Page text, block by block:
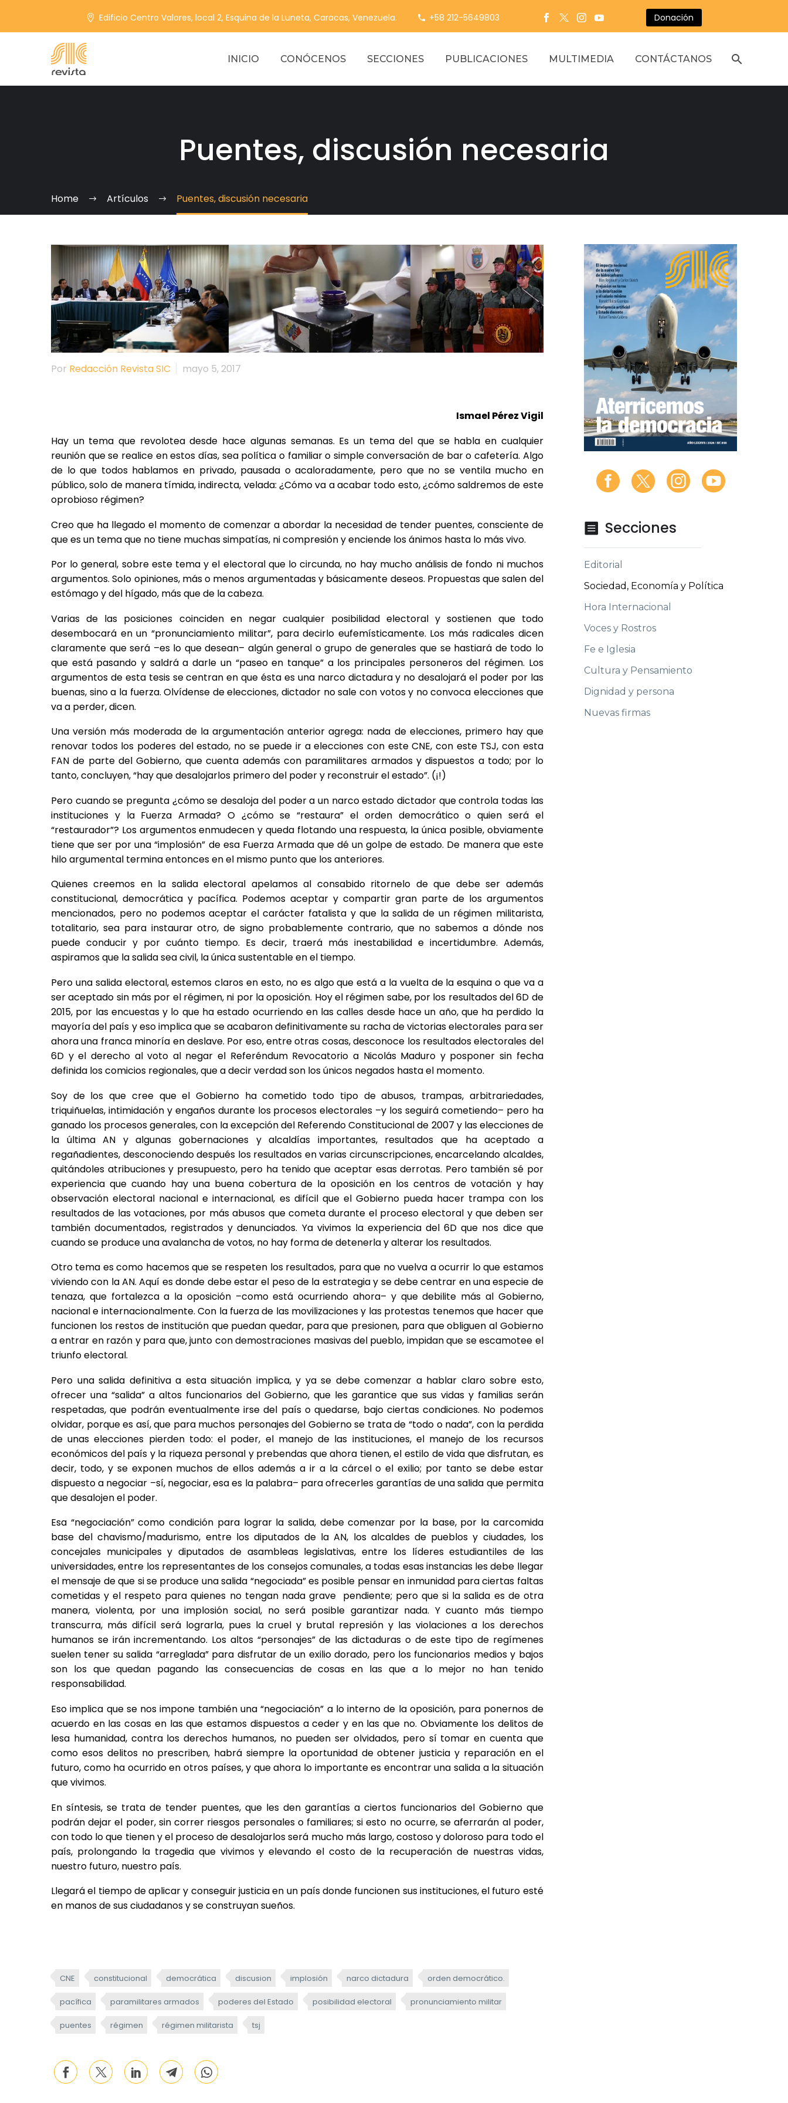
Edificio Centro Valores, local 2, Esquina de la Luneta, Caracas, Venezuela. +58 212-5649803 Donación
INICIO CONÓCENOS SECCIONES PUBLICACIONES MULTIMEDIA CONTÁCTANOS
Puentes, discusión necesaria
Home Artículos Puentes, discusión necesaria
Por Redacción Revista SIC mayo 5, 2017
Ismael Pérez Vigil
Hay un tema que revolotea desde hace algunas semanas. Es un tema del que se habla en cualquier
reunión que se realice en estos días, sea política o familiar o simple conversación de bar o cafetería. Algo
de lo que todos hablamos en privado, pausada o acaloradamente, pero que no se ventila mucho en
público, solo de manera tímida, indirecta, velada: ¿Cómo va a acabar todo esto, ¿cómo saldremos de este
oprobioso régimen?
Creo que ha llegado el momento de comenzar a abordar la necesidad de tender puentes, consciente de
que es un tema que no tiene muchas simpatías, ni compresión y enciende los ánimos hasta lo más vivo.
Por lo general, sobre este tema y el electoral que lo circunda, no hay mucho análisis de fondo ni muchos
argumentos. Solo opiniones, más o menos argumentadas y básicamente deseos. Propuestas que salen del
estómago y del hígado, más que de la cabeza.
Varias de las posiciones coinciden en negar cualquier posibilidad electoral y sostienen que todo
desembocará en un “pronunciamiento militar”, para decirlo eufemísticamente. Los más radicales dicen
claramente que será –es lo que desean– algún general o grupo de generales que se hastiará de todo lo
que está pasando y saldrá a darle un “paseo en tanque” a los principales personeros del régimen. Los
argumentos de esta tesis se centran en que ésta es una narco dictadura y no desalojará el poder por las
buenas, sino a la fuerza. Olvídense de elecciones, dictador no sale con votos y no convoca elecciones que
va a perder, dicen.
Una versión más moderada de la argumentación anterior agrega: nada de elecciones, primero hay que
renovar todos los poderes del estado, no se puede ir a elecciones con este CNE, con este TSJ, con esta
FAN de parte del Gobierno, que cuenta además con paramilitares armados y dispuestos a todo; por lo
tanto, concluyen, “hay que desalojarlos primero del poder y reconstruir el estado”. (¡!)
Pero cuando se pregunta ¿cómo se desaloja del poder a un narco estado dictador que controla todas las
instituciones y la Fuerza Armada? O ¿cómo se “restaura” el orden democrático o quien será el
“restaurador”? Los argumentos enmudecen y queda flotando una respuesta, la única posible, obviamente
tiene que ser por una “implosión” de esa Fuerza Armada que dé un golpe de estado. De manera que este
hilo argumental termina entonces en el mismo punto que los anteriores.
Quienes creemos en la salida electoral apelamos al consabido ritornelo de que debe ser además
constitucional, democrática y pacífica. Podemos aceptar y compartir gran parte de los argumentos
mencionados, pero no podemos aceptar el carácter fatalista y que la salida de un régimen militarista,
totalitario, sea para instaurar otro, de signo probablemente contrario, que no sabemos a dónde nos
puede conducir y por cuánto tiempo. Es decir, traerá más inestabilidad e incertidumbre. Además,
aspiramos que la salida sea civil, la única sustentable en el tiempo.
Pero una salida electoral, estemos claros en esto, no es algo que está a la vuelta de la esquina o que va a
ser aceptado sin más por el régimen, ni por la oposición. Hoy el régimen sabe, por los resultados del 6D de
2015, por las encuestas y lo que ha estado ocurriendo en las calles desde hace un año, que ha perdido la
mayoría del país y eso implica que se acabaron definitivamente su racha de victorias electorales para ser
ahora una franca minoría en deslave. Por eso, entre otras cosas, desconoce los resultados electorales del
6D y el derecho al voto al negar el Referéndum Revocatorio a Nicolás Maduro y posponer sin fecha
definida los comicios regionales, que a decir verdad son los únicos negados hasta el momento.
Soy de los que cree que el Gobierno ha cometido todo tipo de abusos, trampas, arbitrariedades,
triquiñuelas, intimidación y engaños durante los procesos electorales –y los seguirá cometiendo– pero ha
ganado los procesos generales, con la excepción del Referendo Constitucional de 2007 y las elecciones de
la última AN y algunas gobernaciones y alcaldías importantes, resultados que ha aceptado a
regañadientes, desconociendo después los resultados en varias circunscripciones, encarcelando alcaldes,
quitándoles atribuciones y presupuesto, pero ha tenido que aceptar esas derrotas. Pero también sé por
experiencia que cuando hay una buena cobertura de la oposición en los centros de votación y hay
observación electoral nacional e internacional, es difícil que el Gobierno pueda hacer trampa con los
resultados de las votaciones, por más abusos que cometa durante el proceso electoral y que deben ser
también documentados, registrados y denunciados. Ya vivimos la experiencia del 6D que nos dice que
cuando se produce una avalancha de votos, no hay forma de detenerla y alterar los resultados.
Otro tema es como hacemos que se respeten los resultados, para que no vuelva a ocurrir lo que estamos
viviendo con la AN. Aquí es donde debe estar el peso de la estrategia y se debe centrar en una especie de
tenaza, que fortalezca a la oposición –como está ocurriendo ahora– y que debilite más al Gobierno,
nacional e internacionalmente. Con la fuerza de las movilizaciones y las protestas tenemos que hacer que
funcionen los restos de institución que puedan quedar, para que presionen, para que obliguen al Gobierno
a entrar en razón y para que, junto con demostraciones masivas del pueblo, impidan que se escamotee el
triunfo electoral.
Pero una salida definitiva a esta situación implica, y ya se debe comenzar a hablar claro sobre esto,
ofrecer una “salida” a altos funcionarios del Gobierno, que les garantice que sus vidas y familias serán
respetadas, que podrán eventualmente irse del país o quedarse, bajo ciertas condiciones. No podemos
olvidar, porque es así, que para muchos personajes del Gobierno se trata de “todo o nada”, con la perdida
de unas elecciones pierden todo: el poder, el manejo de las instituciones, el manejo de los recursos
económicos del país y la riqueza personal y prebendas que ahora tienen, el estilo de vida que disfrutan, es
decir, todo, y se exponen muchos de ellos además a ir a la cárcel o el exilio; por tanto se debe estar
dispuesto a negociar –sí, negociar, esa es la palabra– para ofrecerles garantías de una salida que permita
que desalojen el poder.
Esa “negociación” como condición para lograr la salida, debe comenzar por la base, por la carcomida
base del chavismo/madurismo, entre los diputados de la AN, los alcaldes de pueblos y ciudades, los
concejales municipales y diputados de asambleas legislativas, entre los líderes estudiantiles de las
universidades, entre los representantes de los consejos comunales, a todas esas instancias les debe llegar
el mensaje de que si se produce una salida “negociada” es posible pensar en inmunidad para ciertas faltas
cometidas y el respeto para quienes no tengan nada grave pendiente; pero que si la salida es de otra
manera, violenta, por una implosión social, no será posible garantizar nada. Y cuanto más tiempo
transcurra, más difícil será lograrla, pues la cruel y brutal represión y las violaciones a los derechos
humanos se irán incrementando. Los altos “personajes” de las dictaduras o de este tipo de regímenes
suelen tener su salida “arreglada” para disfrutar de un exilio dorado, pero los funcionarios medios y bajos
son los que quedan pagando las consecuencias de cosas en las que a lo mejor no han tenido
responsabilidad.
Eso implica que se nos impone también una “negociación” a lo interno de la oposición, para ponernos de
acuerdo en las cosas en las que estamos dispuestos a ceder y en las que no. Obviamente los delitos de
lesa humanidad, contra los derechos humanos, no pueden ser olvidados, pero sí tomar en cuenta que
como esos delitos no prescriben, habrá siempre la oportunidad de obtener justicia y reparación en el
futuro, como ha ocurrido en otros países, y que ahora lo importante es encontrar una salida a la situación
que vivimos.
En síntesis, se trata de tender puentes, que les den garantías a ciertos funcionarios del Gobierno que
podrán dejar el poder, sin correr riesgos personales o familiares; si esto no ocurre, se aferrarán al poder,
con todo lo que tienen y el proceso de desalojarlos será mucho más largo, costoso y doloroso para todo el
país, prolongando la tragedia que vivimos y elevando el costo de la recuperación de nuestras vidas,
nuestro futuro, nuestro país.
Llegará el tiempo de aplicar y conseguir justicia en un país donde funcionen sus instituciones, el futuro esté
en manos de sus ciudadanos y se construyan sueños.
CNE constitucional democrática discusion implosión narco dictadura orden democrático.
pacífica paramilitares armados poderes del Estado posibilidad electoral pronunciamiento militar
puentes régimen régimen militarista tsj
 Secciones
Editorial
Sociedad, Economía y Política
Hora Internacional
Voces y Rostros
Fe e Iglesia
Cultura y Pensamiento
Dignidad y persona
Nuevas firmas